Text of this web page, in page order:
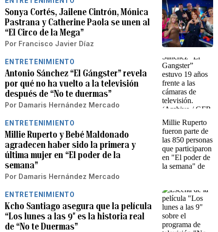
Sonya Cortés, Jailene Cintrón, Mónica
Pastrana y Catherine Paola se unen al
“El Circo de la Mega”
Por Francisco Javier Díaz
ENTRETENIMIENTO
Antonio Sánchez “El Gángster” revela
por qué no ha vuelto a la televisión
después de “No te duermas”
Por Damaris Hernández Mercado
ENTRETENIMIENTO
Millie Ruperto y Bebé Maldonado
agradecen haber sido la primera y
última mujer en “El poder de la
semana”
Por Damaris Hernández Mercado
ENTRETENIMIENTO
Kcho Santiago asegura que la película
“Los lunes a las 9″ es la historia real
de “No te Duermas”